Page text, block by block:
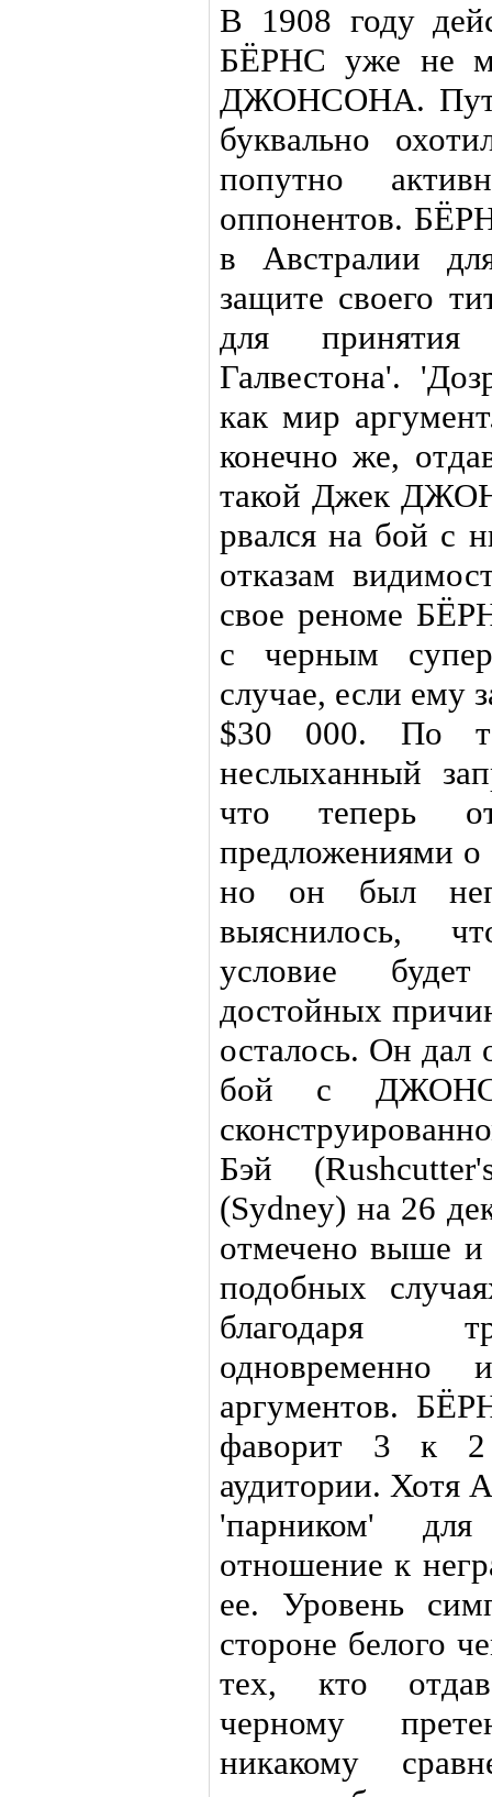
В 1908 году
БЁРНС уже не
ДЖОНСОНА.
буквально
попутно
оппонентов.
в Австралии
защите своего
для
Галвестона'.
как мир
конечно же,
такой Джек
рвался на бой с
отказам
свое реноме
с черным
случае, если ему
$30 000. По
неслыханный
что теперь
предложениями
но он был
выяснилось,
условие
достойных
осталось. Он дал
бой с
Бэй
(Sydney) на 26
отмечено выше и
подобных
благодаря
одновременно
аргументов.
фаворит 3 к 2
аудитории. Хотя
'парником' для
отношение к
ее. Уровень
стороне белого
тех, кто
черному
никакому